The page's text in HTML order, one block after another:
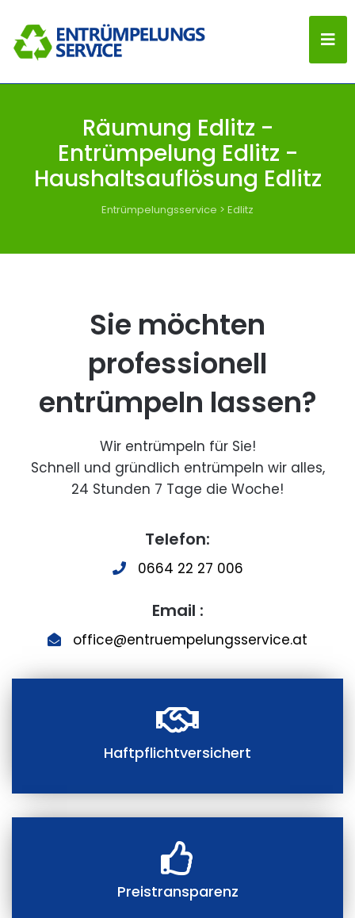
Räumung Edlitz -
Entrümpelung Edlitz -
Haushaltsauflösung Edlitz
Entrümpelungsservice > Edlitz
Sie möchten
professionell
entrümpeln lassen?
Wir entrümpeln für Sie!
Schnell und gründlich entrümpeln wir alles,
24 Stunden 7 Tage die Woche!
Telefon:
0664 22 27 006
Email :
office@entruempelungsservice.at
Haftpflichtversichert
Preistransparenz